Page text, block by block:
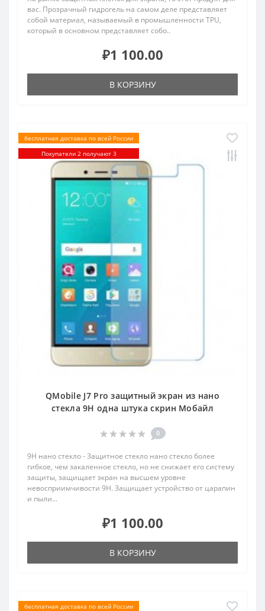
вас. Прозрачный гидрогель на самом деле представляет
собой материал, называемый в промышленности TPU,
который в основном представляет собо..
₽1 100.00
В КОРЗИНУ
бесплатная доставка по всей России
Покупатели 2 получают 3
QMobile J7 Pro защитный экран из нано
стекла 9H одна штука скрин Мобайл
0
9H нано стекло - Защитное стекло нано стекло более
гибкое, чем закаленное стекло, но не снижает его систему
защиты, защищает экран на высшем уровне
невосприимчивости 9H. Защищает устройство от царапин
и пыли...
₽1 100.00
В КОРЗИНУ
бесплатная доставка по всей России